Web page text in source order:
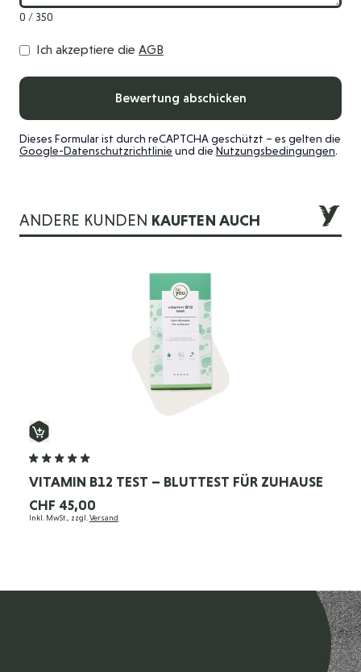
0 / 350
Ich akzeptiere die AGB
Bewertung abschicken
Dieses Formular ist durch reCAPTCHA geschützt – es gelten die
Google-Datenschutzrichtlinie und die Nutzungsbedingungen.
ANDERE KUNDEN KAUFTEN AUCH
VITAMIN B12 TEST – BLUTTEST FÜR ZUHAUSE
CHF 45,00
Inkl. MwSt., zzgl. Versand